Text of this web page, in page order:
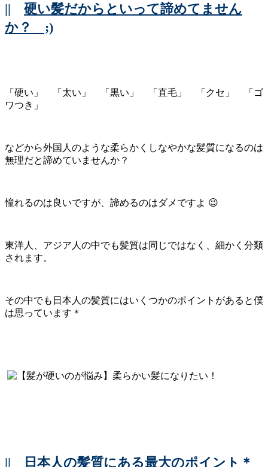
|| 硬い髪だからといって諦めてません
か？ ;)
「硬い」 「太い」 「黒い」 「直毛」 「クセ」 「ゴ
ワつき」
などから外国人のような柔らかくしなやかな髪質になるのは
無理だと諦めていませんか？
憧れるのは良いですが、諦めるのはダメですよ 😉
東洋人、アジア人の中でも髪質は同じではなく、細かく分類
されます。
その中でも日本人の髪質にはいくつかのポイントがあると僕
は思っています＊
|| 日本人の髪質にある最大のポイント＊